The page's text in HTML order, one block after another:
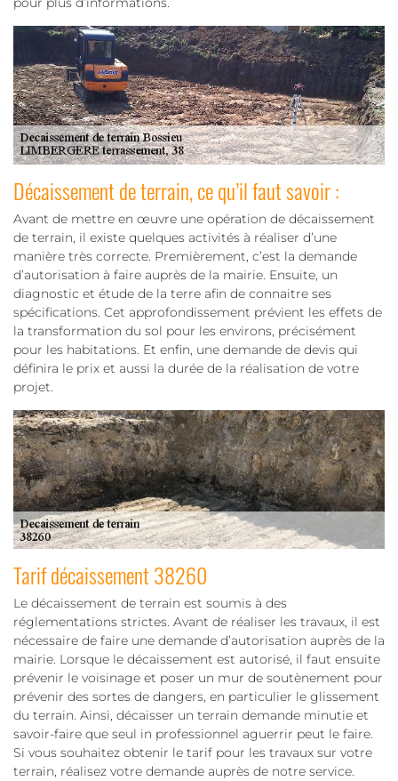
Décaissement de terrain, ce qu’il faut savoir :
Avant de mettre en œuvre une opération de décaissement
de terrain, il existe quelques activités à réaliser d’une
manière très correcte. Premièrement, c’est la demande
d’autorisation à faire auprès de la mairie. Ensuite, un
diagnostic et étude de la terre afin de connaitre ses
spécifications. Cet approfondissement prévient les effets de
la transformation du sol pour les environs, précisément
pour les habitations. Et enfin, une demande de devis qui
définira le prix et aussi la durée de la réalisation de votre
projet.
Tarif décaissement 38260
Le décaissement de terrain est soumis à des
réglementations strictes. Avant de réaliser les travaux, il est
nécessaire de faire une demande d’autorisation auprès de la
mairie. Lorsque le décaissement est autorisé, il faut ensuite
prévenir le voisinage et poser un mur de soutènement pour
prévenir des sortes de dangers, en particulier le glissement
du terrain. Ainsi, décaisser un terrain demande minutie et
savoir-faire que seul in professionnel aguerrir peut le faire.
Si vous souhaitez obtenir le tarif pour les travaux sur votre
terrain, réalisez votre demande auprès de notre service.